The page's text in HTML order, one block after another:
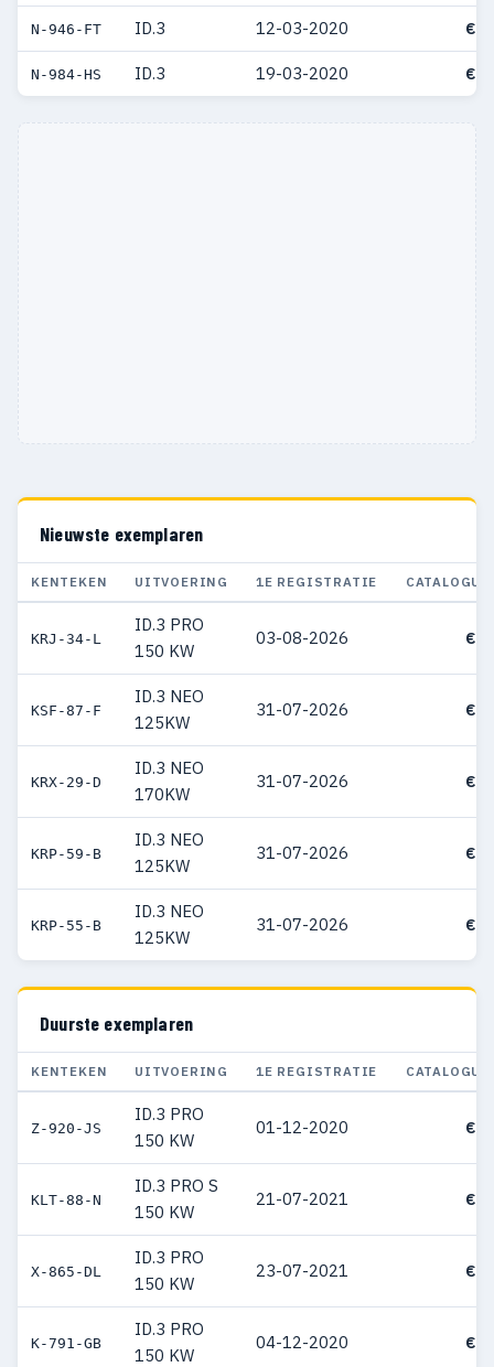
N-946-FT ID.3 12-03-2020 €
N-984-HS ID.3 19-03-2020 €
Nieuwste exemplaren
KENTEKEN UITVOERING 1E REGISTRATIE
KRJ-34-L
ID.3 PRO
150 KW
03-08-2026 €
KSF-87-F
ID.3 NEO
125KW
31-07-2026 €
KRX-29-D
ID.3 NEO
170KW
31-07-2026 €
KRP-59-B
ID.3 NEO
125KW
31-07-2026 €
KRP-55-B
ID.3 NEO
125KW
31-07-2026 €
Duurste exemplaren
KENTEKEN UITVOERING 1E REGISTRATIE
Z-920-JS
ID.3 PRO
150 KW
01-12-2020 €
KLT-88-N
ID.3 PRO S
150 KW
21-07-2021 €
X-865-DL
ID.3 PRO
150 KW
23-07-2021 €
K-791-GB
ID.3 PRO
150 KW
04-12-2020 €